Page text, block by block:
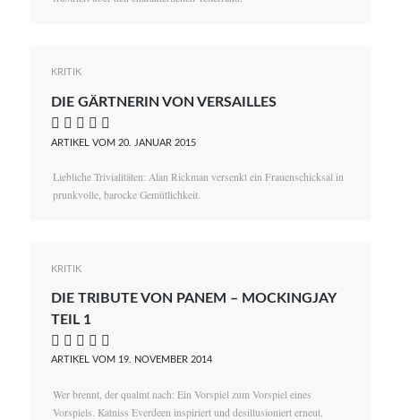
KRITIK
DIE GÄRTNERIN VON VERSAILLES
    
ARTIKEL VOM 20. JANUAR 2015
Liebliche Trivialitäten: Alan Rickman versenkt ein Frauenschicksal in
prunkvolle, barocke Gemütlichkeit.
KRITIK
DIE TRIBUTE VON PANEM – MOCKINGJAY
TEIL 1
    
ARTIKEL VOM 19. NOVEMBER 2014
Wer brennt, der qualmt nach: Ein Vorspiel zum Vorspiel eines
Vorspiels. Katniss Everdeen inspiriert und desillusioniert erneut.